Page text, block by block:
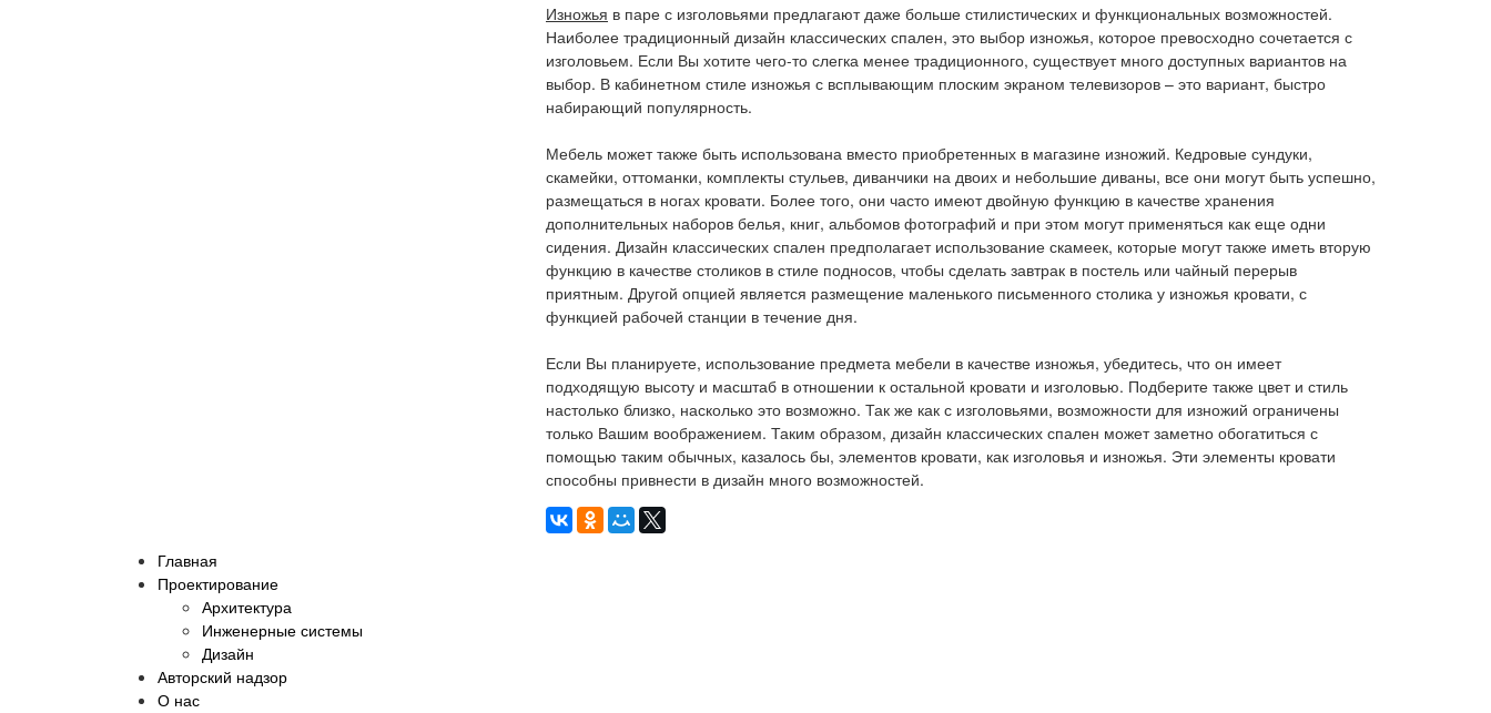
Изножья в паре с изголовьями предлагают даже больше стилистических и функциональных возможностей.
Наиболее традиционный дизайн классических спален, это выбор изножья, которое превосходно сочетается с
изголовьем. Если Вы хотите чего-то слегка менее традиционного, существует много доступных вариантов на
выбор. В кабинетном стиле изножья с всплывающим плоским экраном телевизоров – это вариант, быстро
набирающий популярность.
Мебель может также быть использована вместо приобретенных в магазине изножий. Кедровые сундуки,
скамейки, оттоманки, комплекты стульев, диванчики на двоих и небольшие диваны, все они могут быть успешно,
размещаться в ногах кровати. Более того, они часто имеют двойную функцию в качестве хранения
дополнительных наборов белья, книг, альбомов фотографий и при этом могут применяться как еще одни
сидения. Дизайн классических спален предполагает использование скамеек, которые могут также иметь вторую
функцию в качестве столиков в стиле подносов, чтобы сделать завтрак в постель или чайный перерыв
приятным. Другой опцией является размещение маленького письменного столика у изножья кровати, с
функцией рабочей станции в течение дня.
Если Вы планируете, использование предмета мебели в качестве изножья, убедитесь, что он имеет
подходящую высоту и масштаб в отношении к остальной кровати и изголовью. Подберите также цвет и стиль
настолько близко, насколько это возможно. Так же как с изголовьями, возможности для изножий ограничены
только Вашим воображением. Таким образом, дизайн классических спален может заметно обогатиться с
помощью таким обычных, казалось бы, элементов кровати, как изголовья и изножья. Эти элементы кровати
способны привнести в дизайн много возможностей.
Главная
Проектирование
Архитектура
Инженерные системы
Дизайн
Авторский надзор
О нас